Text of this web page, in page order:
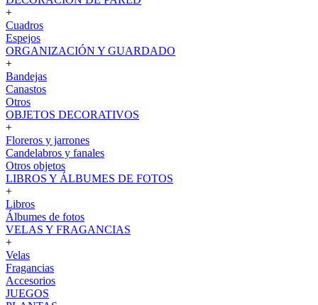
+
Cuadros
Espejos
ORGANIZACIÓN Y GUARDADO
+
Bandejas
Canastos
Otros
OBJETOS DECORATIVOS
+
Floreros y jarrones
Candelabros y fanales
Otros objetos
LIBROS Y ÁLBUMES DE FOTOS
+
Libros
Álbumes de fotos
VELAS Y FRAGANCIAS
+
Velas
Fragancias
Accesorios
JUEGOS